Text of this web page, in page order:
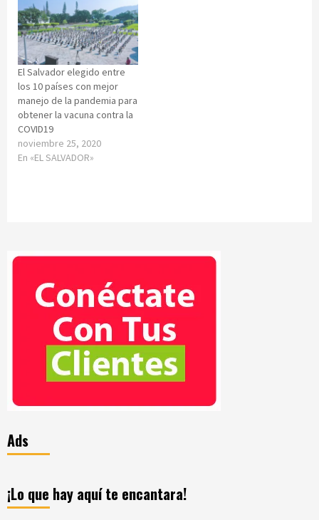
El Salvador elegido entre
los 10 países con mejor
manejo de la pandemia para
obtener la vacuna contra la
COVID19
noviembre 25, 2020
En «EL SALVADOR»
Ads
¡Lo que hay aquí te encantara!